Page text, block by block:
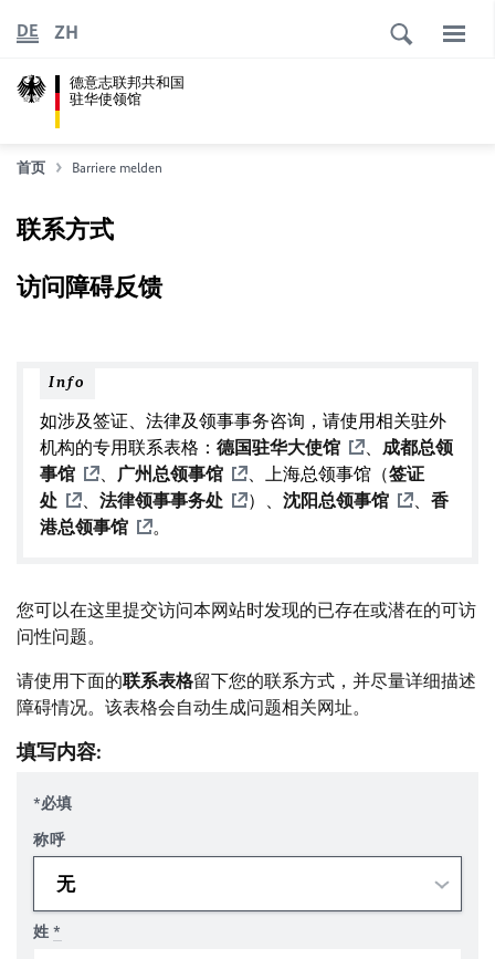
德意志联邦共和国
驻华使领馆
DE ZH
首页 Barriere melden
联系方式
访问障碍反馈
Info
如涉及签证、法律及领事事务咨询 ，请使用相关驻外
机构的专用联系表格： 德国驻华大使馆 、 成都总领
事馆
、 广州总领事馆 、上海总领事馆（签证
处
、 法律领事事务处 ）、 沈阳总领事馆 、 香
港总领事馆
。
您可以在这里提交访问本网站时发现的已存在或潜在的可访
问性问题。
请使用下面的联系表格留下您的联系方式，并尽量详细描述
障碍情况。该表格会自动生成问题相关网址。
填写内容:
*必填
称呼
姓*